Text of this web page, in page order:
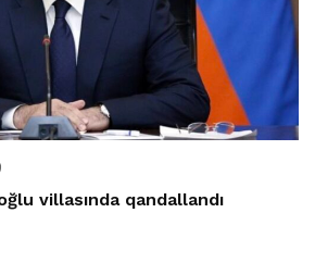
villasında qandallandı